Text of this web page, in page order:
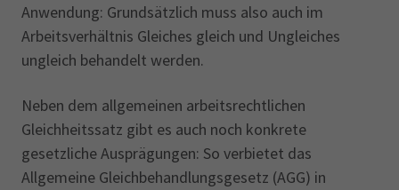
Anwendung: Grundsätzlich muss also auch im
Arbeitsverhältnis Gleiches gleich und Ungleiches
ungleich behandelt werden.
Neben dem allgemeinen arbeitsrechtlichen
Gleichheitssatz gibt es auch noch konkrete
gesetzliche Ausprägungen: So verbietet das
Allgemeine Gleichbehandlungsgesetz (AGG) in